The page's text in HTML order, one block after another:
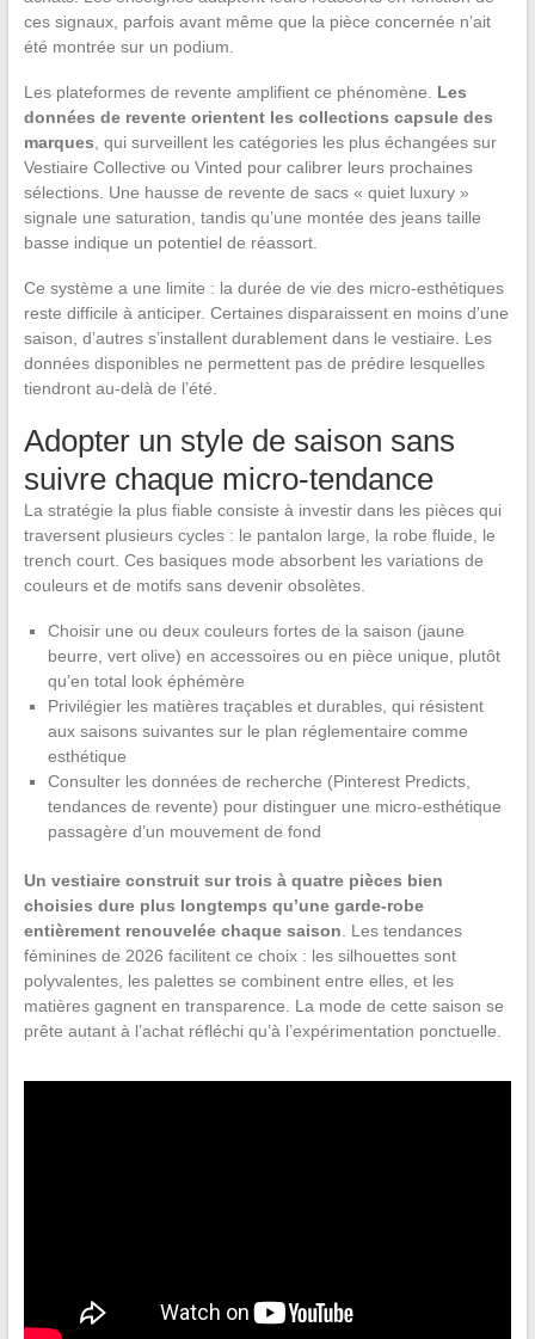
ces signaux, parfois avant même que la pièce concernée n’ait
été montrée sur un podium.
Les plateformes de revente amplifient ce phénomène. Les
données de revente orientent les collections capsule des
marques, qui surveillent les catégories les plus échangées sur
Vestiaire Collective ou Vinted pour calibrer leurs prochaines
sélections. Une hausse de revente de sacs « quiet luxury »
signale une saturation, tandis qu’une montée des jeans taille
basse indique un potentiel de réassort.
Ce système a une limite : la durée de vie des micro-esthétiques
reste difficile à anticiper. Certaines disparaissent en moins d’une
saison, d’autres s’installent durablement dans le vestiaire. Les
données disponibles ne permettent pas de prédire lesquelles
tiendront au-delà de l’été.
Adopter un style de saison sans
suivre chaque micro-tendance
La stratégie la plus fiable consiste à investir dans les pièces qui
traversent plusieurs cycles : le pantalon large, la robe fluide, le
trench court. Ces basiques mode absorbent les variations de
couleurs et de motifs sans devenir obsolètes.
Choisir une ou deux couleurs fortes de la saison (jaune
beurre, vert olive) en accessoires ou en pièce unique, plutôt
qu’en total look éphémère
Privilégier les matières traçables et durables, qui résistent
aux saisons suivantes sur le plan réglementaire comme
esthétique
Consulter les données de recherche (Pinterest Predicts,
tendances de revente) pour distinguer une micro-esthétique
passagère d’un mouvement de fond
Un vestiaire construit sur trois à quatre pièces bien
choisies dure plus longtemps qu’une garde-robe
entièrement renouvelée chaque saison. Les tendances
féminines de 2026 facilitent ce choix : les silhouettes sont
polyvalentes, les palettes se combinent entre elles, et les
matières gagnent en transparence. La mode de cette saison se
prête autant à l’achat réfléchi qu’à l’expérimentation ponctuelle.